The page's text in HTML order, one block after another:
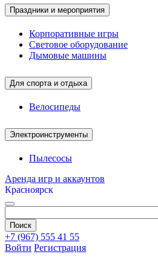
Праздники и мероприятия
Корпоративные игры
Световое оборудование
Дымовые машины
Для спорта и отдыха
Велосипеды
Электроинструменты
Пылесосы
Аренда игр и аккаунтов
Красноярск
+7 (967) 555 41 55
Войти Регистрация